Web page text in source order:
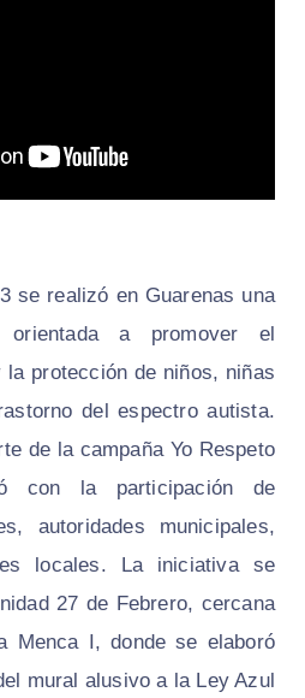
se realizó en Guarenas una
orientada a promover el
protección de niños, niñas
del espectro autista.
de la campaña Yo Respeto
con la participación de
autoridades municipales,
locales. La iniciativa se
27 de Febrero, cercana
Menca I, donde se elaboró
mural alusivo a la Ley Azul.